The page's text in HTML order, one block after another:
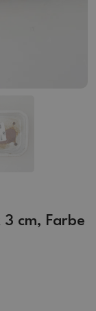
3 cm, Farbe